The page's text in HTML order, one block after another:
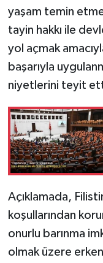
yaşam temin
tayin hakkı ile
yol açmak
başarıyla
niyetlerini teyit
Açıklamada,
koşullarından
onurlu barınma
olmak üzere erken